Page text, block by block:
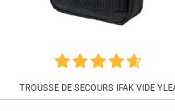
TROUSSE DE SECOURS IFAK VIDE